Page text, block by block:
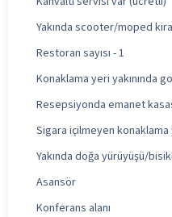
Yakında scooter/moped
Restoran sayısı - 1
Konaklama yeri yakınında
Resepsiyonda emanet
Sigara içilmeyen konaklama
Yakında doğa yürüyüşü/
Asansör
Konferans alanı